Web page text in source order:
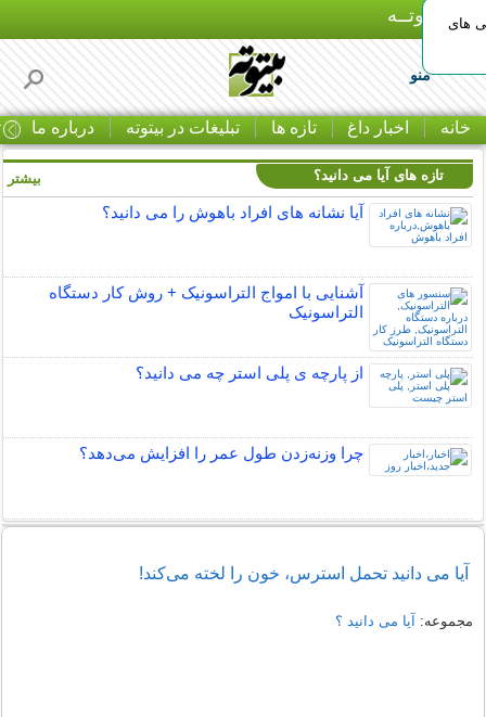
بـیتوتــه
منو
خانه اخبار داغ تازه ها تبلیغات در بیتوته درباره ما
های
تازه های آیا می دانید؟
آیا نشانه های افراد باهوش را می دانید؟
آشنایی با امواج التراسونیک + روش کار دستگاه
التراسونیک
از پارچه ی پلی استر چه می دانید؟
چرا وزنه‌زدن طول عمر را افزایش می‌دهد؟
بیشتر
آیا می دانید تحمل استرس، خون را لخته می‌کند!
مجموعه: آیا می دانید ؟